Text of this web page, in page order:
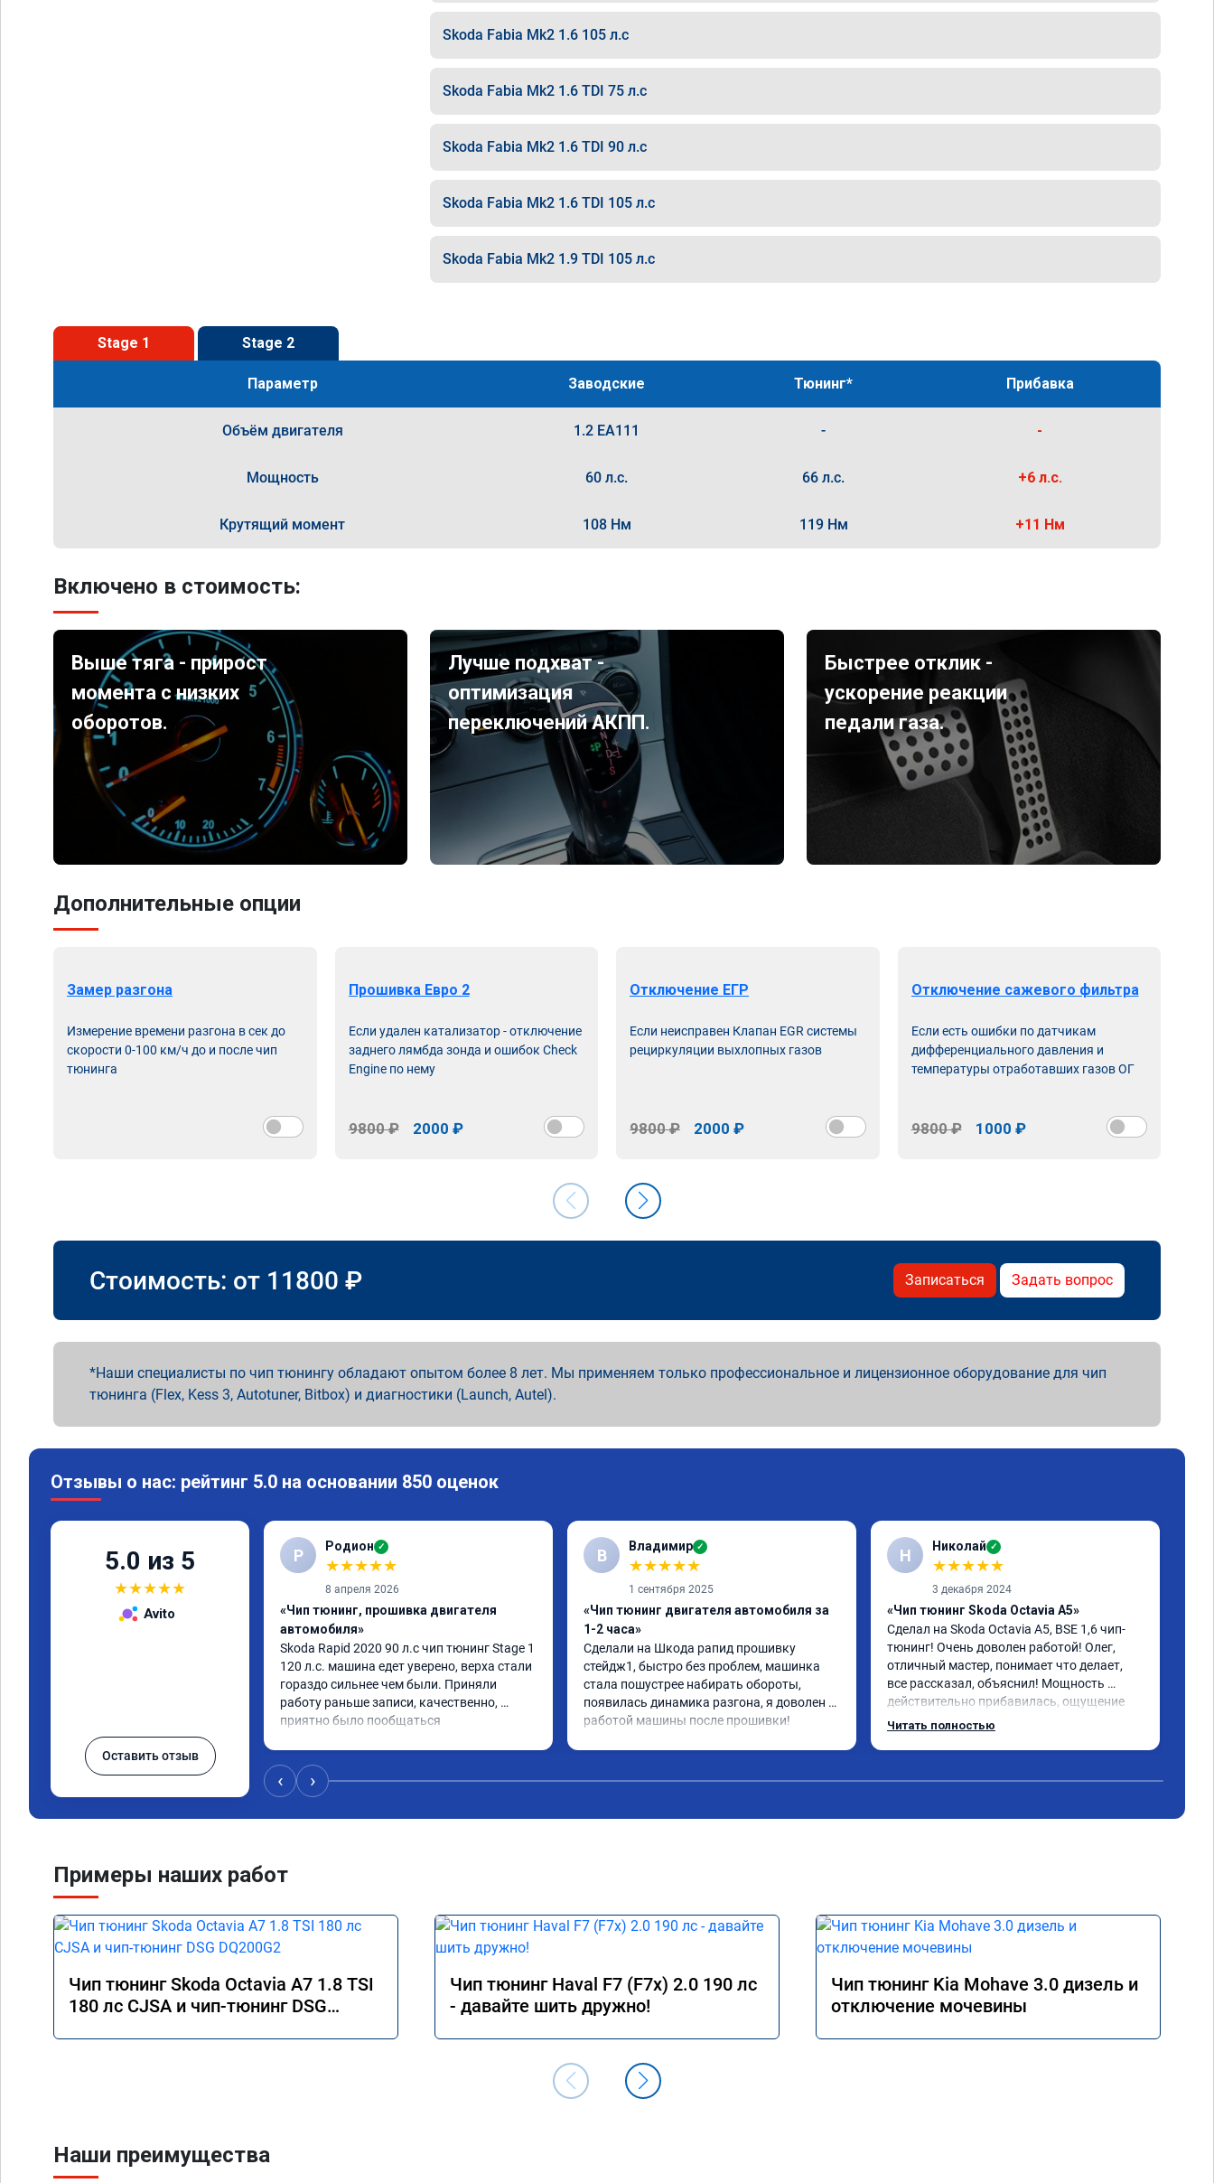
Skoda Fabia Mk2 1.6 105 л.с
Skoda Fabia Mk2 1.6 TDI 75 л.с
Skoda Fabia Mk2 1.6 TDI 90 л.с
Skoda Fabia Mk2 1.6 TDI 105 л.с
Skoda Fabia Mk2 1.9 TDI 105 л.с
Stage 1 Stage 2
Параметр Заводские Тюнинг* Прибавка
Объём двигателя 1.2 EA111 - -
Мощность 60 л.с. 66 л.с. +6 л.с.
Крутящий момент 108 Нм 119 Нм +11 Нм
Включено в стоимость:
Выше тяга - прирост
момента с низких
оборотов.
Лучше подхват -
оптимизация
переключений АКПП.
Быстрее отклик -
ускорение реакции
педали газа.
Дополнительные опции
Замер разгона
Измерение времени разгона в сек до
скорости 0-100 км/ч до и после чип
тюнинга
Прошивка Евро 2
Если удален катализатор - отключение
заднего лямбда зонда и ошибок Check
Engine по нему
9800 ₽ 2000 ₽
Отключение ЕГР
Если неисправен Клапан EGR системы
рециркуляции выхлопных газов
9800 ₽ 2000 ₽
Отключение сажевого фильтра
Если есть ошибки по датчикам
дифференциального давления и
температуры отработавших газов ОГ
9800 ₽ 1000 ₽
Стоимость: от 11800 ₽ Записаться Задать вопрос
Наши специалисты по чип тюнингу обладают опытом более 8 лет. Мы применяем только профессиональное и лицензионное оборудование для чип
тюнинга (Flex, Kess 3, Autotuner, Bitbox) и диагностики (Launch, Autel).
Отзывы о нас: рейтинг 5.0 на основании 850 оценок
5.0 из 5
★★★★★
Avito
Оставить отзыв
Р Родион ✓
★★★★★
8 апреля 2026
«Чип тюнинг, прошивка двигателя
автомобиля»
Skoda Rapid 2020 90 л.с чип тюнинг Stage 1
120 л.с. машина едет уверено, верха стали
гораздо сильнее чем были. Приняли
работу раньше записи, качественно,
приятно было пообщаться
В Владимир ✓
★★★★★
1 сентября 2025
«Чип тюнинг двигателя автомобиля за
1-2 часа»
Сделали на Шкода рапид прошивку
стейдж1, быстро без проблем, машинка
стала пошустрее набирать обороты,
появилась динамика разгона, я доволен
работой машины после прошивки!
Н Николай ✓
★★★★★
3 декабря 2024
«Чип тюнинг Skoda Octavia A5»
Сделал на Skoda Octavia A5, BSE 1,6 чип-
тюнинг! Очень доволен работой! Олег,
отличный мастер, понимает что делает,
все рассказал, объяснил! Мощность
действительно прибавилась, ощущение
что крутящий момент переехал жить на
увеличился в пробках от 9 до 12. Работы
выполняли в г. Балашиха, ул. Третьяка, 1Б
Читать полностью
‹ ›
Примеры наших работ
Чип тюнинг Skoda Octavia A7 1.8 TSI
180 лс CJSA и чип-тюнинг DSG
Чип тюнинг Haval F7 (F7x) 2.0 190 лс
- давайте шить дружно!
Чип тюнинг Kia Mohave 3.0 дизель и
отключение мочевины
Наши преимущества